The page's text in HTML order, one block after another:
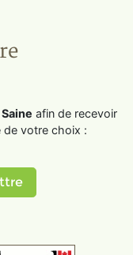
afin de recevoir
de votre choix :